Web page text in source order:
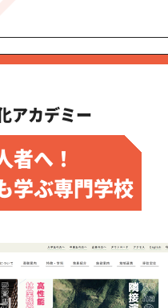
アカデミー
者へ！
学ぶ専門学校